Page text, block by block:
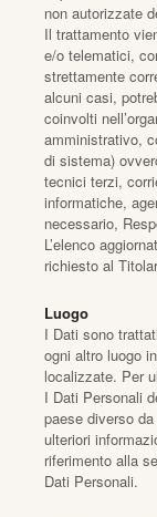
non autorizzate
Il trattamento
e/o telematici,
strettamente
alcuni casi,
coinvolti
amministrativo,
di sistema)
tecnici terzi,
informatiche,
necessario,
L’elenco
richiesto al
Luogo
I Dati sono
ogni altro luogo
localizzate. Per
I Dati Personali
paese diverso
ulteriori
riferimento alla
Dati Personali.